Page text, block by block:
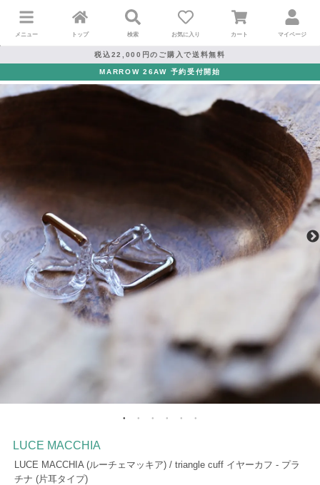
メニュー トップ 検索 お気に入り カート マイページ
税込22,000円のご購入で送料無料
MARROW 26AW 予約受付開始
LUCE MACCHIA
LUCE MACCHIA (ルーチェマッキア) / triangle cuff イヤーカフ - プラ
チナ (片耳タイプ)